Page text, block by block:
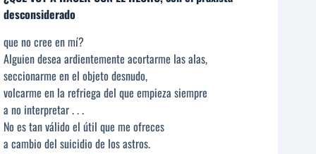
desconsiderado
que no cree en mí?
Alguien desea ardientemente acortarme las alas,
seccionarme en el objeto desnudo,
volcarme en la refriega del que empieza siempre
a no interpretar . . .
No es tan válido el útil que me ofreces
a cambio del suicidio de los astros.